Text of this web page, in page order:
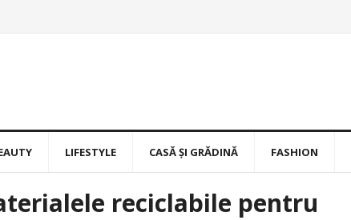
LIFESTYLE CASĂ ȘI GRĂDINĂ FASHION
reciclabile pentru